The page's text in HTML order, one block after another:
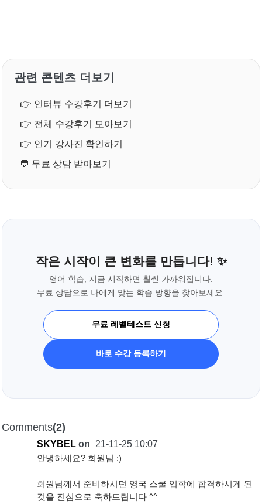
관련 콘텐츠 더보기
👉 인터뷰 수강후기 더보기
👉 전체 수강후기 모아보기
👉 인기 강사진 확인하기
💬 무료 상담 받아보기
작은 시작이 큰 변화를 만듭니다! ✨
영어 학습, 지금 시작하면 훨씬 가까워집니다.
무료 상담으로 나에게 맞는 학습 방향을 찾아보세요.
무료 레벨테스트 신청
바로 수강 등록하기
Comments(2)
SKYBEL on
21-11-25 10:07
안녕하세요? 회원님 :)
회원님께서 준비하시던 영국 스쿨 입학에 합격하시게 된
것을 진심으로 축하드립니다 ^^